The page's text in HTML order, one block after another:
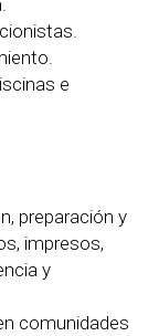
e
preparación y
impresos,
y
comunidades